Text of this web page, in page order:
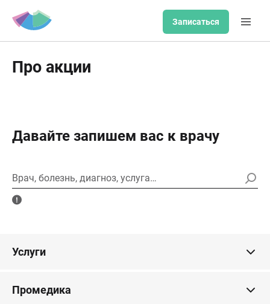
Записаться
Про акции
Давайте запишем вас к врачу
Врач, болезнь, диагноз, услуга…
Услуги
Промедика